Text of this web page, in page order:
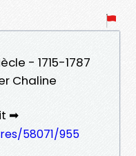
- 1715-1787
Chaline
➡
58071/955